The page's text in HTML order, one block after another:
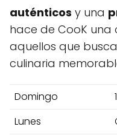
auténticos y una
hace de CooK
aquellos que
culinaria
Domingo
Lunes